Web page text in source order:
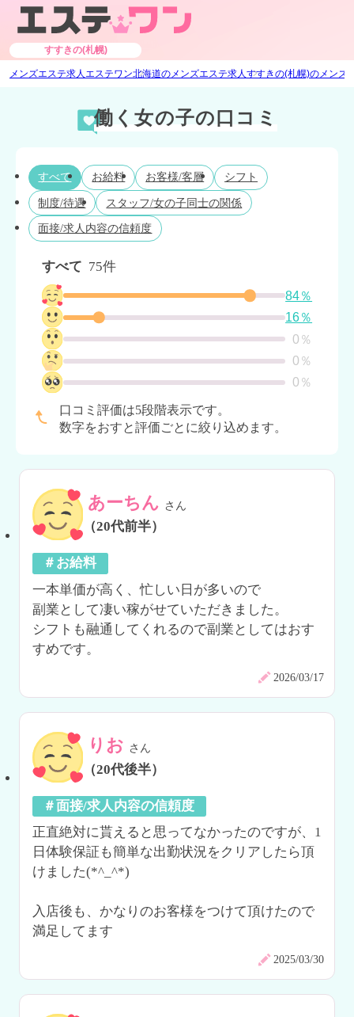
すすきの(札幌)
メンズエステ求人エステワン北海道のメンズエステ求人すすきの(札幌)のメンズ
働く女の子の口コミ
すべて お給料 お客様/客層 シフト
制度/待遇 スタッフ/女の子同士の関係
面接/求人内容の信頼度
すべて 75件
84％
16％
0％
0％
0％
口コミ評価は5段階表示です。
数字をおすと評価ごとに絞り込めます。
あーちん さん
（20代前半）
＃お給料
一本単価が高く、忙しい日が多いので
副業として凄い稼がせていただきました。
シフトも融通してくれるので副業としてはおす
すめです。
2026/03/17
りお さん
（20代後半）
＃面接/求人内容の信頼度
正直絶対に貰えると思ってなかったのですが、1
日体験保証も簡単な出勤状況をクリアしたら頂
けました(*^_^*)
入店後も、かなりのお客様をつけて頂けたので
満足してます
2025/03/30